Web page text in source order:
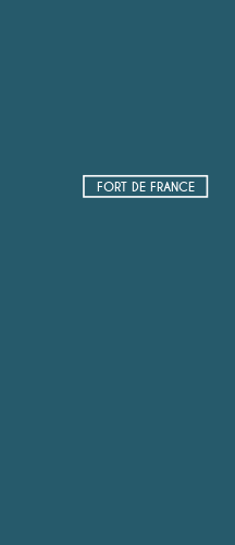
FORT DE FRANCE